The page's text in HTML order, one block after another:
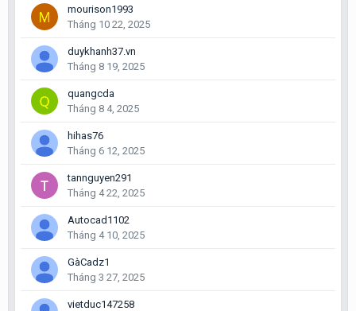
mourison1993
Tháng 10 22, 2025
duykhanh37.vn
Tháng 8 19, 2025
quangcda
Tháng 8 4, 2025
hihas76
Tháng 6 12, 2025
tannguyen291
Tháng 4 22, 2025
Autocad1102
Tháng 4 10, 2025
GàCadz1
Tháng 3 27, 2025
vietduc147258